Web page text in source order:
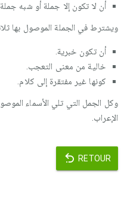
أن لا تكون إلا جملة أو شبه
ويشترط في الجملة الموصول بها
أن تكون خبرية.
خالية من معنى التعجب.
كونها غير مفتقرة إلى كلام.
وكل الجمل التي تلي الأسماء
الإعراب.
RETOUR